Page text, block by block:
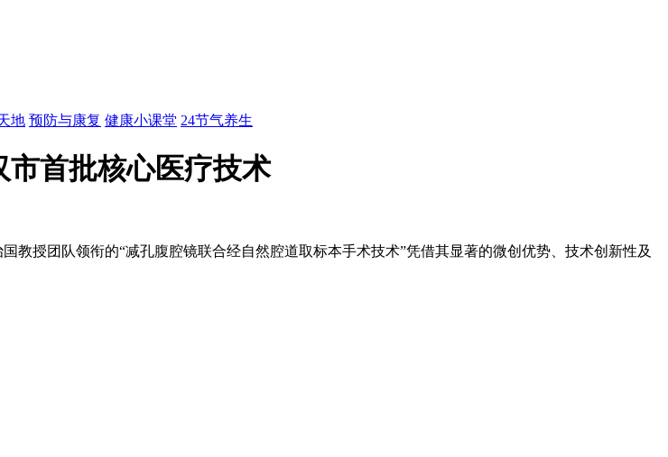
地 预防与康复 健康小课堂 24节气养生
首批核心医疗技术
授团队领衔的“减孔腹腔镜联合经自然腔道取标本手术技术”凭借其显著的微创优势、技术创新性及